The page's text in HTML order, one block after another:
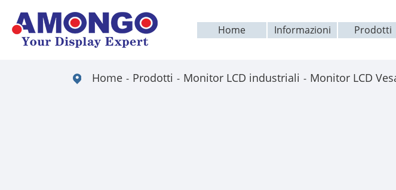
Home Informazioni Prodotti
Home Prodotti Monitor LCD industriali Monitor LCD